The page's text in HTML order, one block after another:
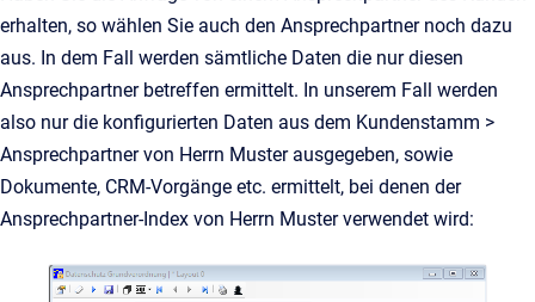
erhalten, so wählen Sie auch den Ansprechpartner noch dazu
aus. In dem Fall werden sämtliche Daten die nur diesen
Ansprechpartner betreffen ermittelt. In unserem Fall werden
also nur die konfigurierten Daten aus dem Kundenstamm >
Ansprechpartner von Herrn Muster ausgegeben, sowie
Dokumente, CRM-Vorgänge etc. ermittelt, bei denen der
Ansprechpartner-Index von Herrn Muster verwendet wird: